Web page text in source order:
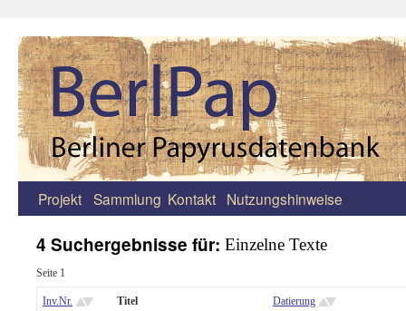
Zum
springen
Projekt Sammlung Kontakt Nutzungshinweise
4 Suchergebnisse für: Einzelne Texte
Seite 1
Inv.Nr. Titel Datierung